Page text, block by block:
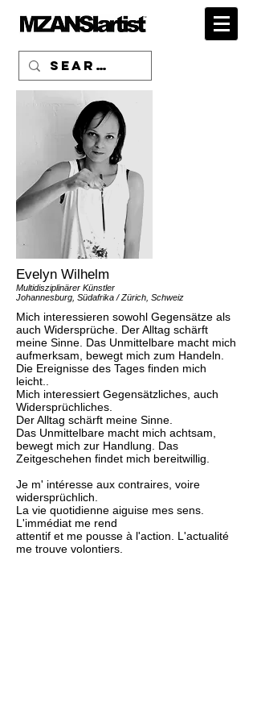
Evelyn Wilhelm
Multidisziplinärer Künstler
Johannesburg, Südafrika / Zürich, Schweiz
Mich interessieren sowohl Gegensätze als
auch Widersprüche. Der Alltag schärft
meine Sinne. Das Unmittelbare macht mich
aufmerksam, bewegt mich zum Handeln.
Die Ereignisse des Tages finden mich
leicht..
Mich interessiert Gegensätzliches, auch
Widersprüchliches.
Der Alltag schärft meine Sinne.
Das Unmittelbare macht mich achtsam,
bewegt mich zur Handlung. Das
Zeitgeschehen findet mich bereitwillig.
Je m' intéresse aux contraires, voire
widersprüchlich.
La vie quotidienne aiguise mes sens.
L'immédiat me rend
attentif et me pousse à l'action. L'actualité
me trouve volontiers.